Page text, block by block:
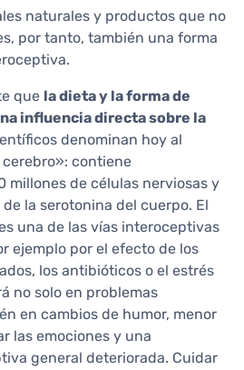
naturales y productos que no
por tanto, también una forma
que la dieta y la forma de
influencia directa sobre la
denominan hoy al
contiene
millones de células nerviosas y
la serotonina del cuerpo. El
una de las vías interoceptivas
ejemplo por el efecto de los
los antibióticos o el estrés
no solo en problemas
en cambios de humor, menor
las emociones y una
general deteriorada. Cuidar